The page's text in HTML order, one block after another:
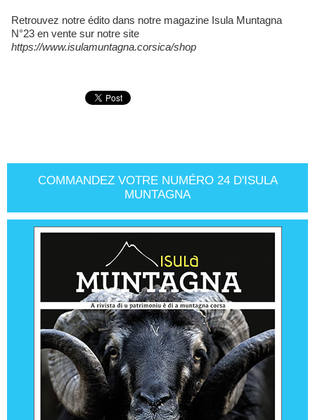
Retrouvez notre édito dans notre magazine Isula Muntagna
N°23 en vente sur notre site
https://www.isulamuntagna.corsica/shop
COMMANDEZ VOTRE NUMÉRO 24 D'ISULA
MUNTAGNA